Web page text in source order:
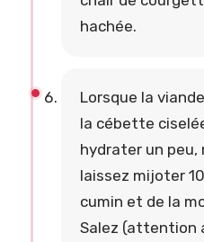
hachée.
Lorsque la
la cébette
hydrater un peu,
laissez mijoter
cumin et de la
Salez (attention